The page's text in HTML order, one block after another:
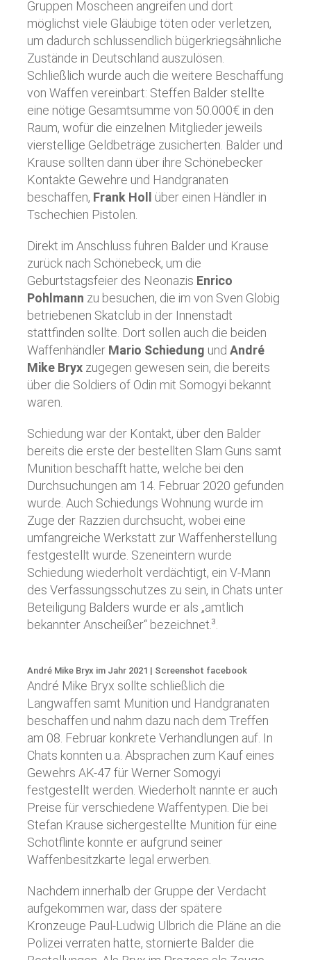
Gruppen Moscheen angreifen und dort
möglichst viele Gläubige töten oder verletzen,
um dadurch schlussendlich bügerkriegsähnliche
Zustände in Deutschland auszulösen.
Schließlich wurde auch die weitere Beschaffung
von Waffen vereinbart: Steffen Balder stellte
eine nötige Gesamtsumme von 50.000€ in den
Raum, wofür die einzelnen Mitglieder jeweils
vierstellige Geldbeträge zusicherten. Balder und
Krause sollten dann über ihre Schönebecker
Kontakte Gewehre und Handgranaten
beschaffen, Frank Holl
über einen Händler in
Tschechien Pistolen.
Direkt im Anschluss fuhren Balder und Krause
zurück nach Schönebeck, um die
Geburtstagsfeier des Neonazis Enrico
Pohlmann zu besuchen, die im von Sven Globig
betriebenen Skatclub in der Innenstadt
stattfinden sollte. Dort sollen auch die beiden
Waffenhändler Mario Schiedung und André
Mike Bryx zugegen gewesen sein, die bereits
über die Soldiers of Odin mit Somogyi bekannt
waren.
Schiedung war der Kontakt, über den Balder
bereits die erste der bestellten Slam Guns samt
Munition beschafft hatte, welche bei den
Durchsuchungen am 14. Februar 2020 gefunden
wurde. Auch Schiedungs Wohnung wurde im
Zuge der Razzien durchsucht, wobei eine
umfangreiche Werkstatt zur Waffenherstellung
festgestellt wurde. Szeneintern wurde
Schiedung wiederholt verdächtigt, ein V-Mann
des Verfassungsschutzes zu sein, in Chats unter
Beteiligung Balders wurde er als „amtlich
bekannter Anscheißer“ bezeichnet. 3
André Mike Bryx im Jahr 2021 | Screenshot facebook
André Mike Bryx sollte schließlich die
Langwaffen samt Munition und Handgranaten
beschaffen und nahm dazu nach dem Treffen
am 08. Februar konkrete Verhandlungen auf. In
Chats konnten u.a. Absprachen zum Kauf eines
Gewehrs AK-47 für Werner Somogyi
festgestellt werden. Wiederholt nannte er auch
Preise für verschiedene Waffentypen. Die bei
Stefan Krause sichergestellte Munition für eine
Schotflinte konnte er aufgrund seiner
Waffenbesitzkarte legal erwerben.
Nachdem innerhalb der Gruppe der Verdacht
aufgekommen war, dass der spätere
Kronzeuge Paul-Ludwig Ulbrich die Pläne an die
Polizei verraten hatte, stornierte Balder die